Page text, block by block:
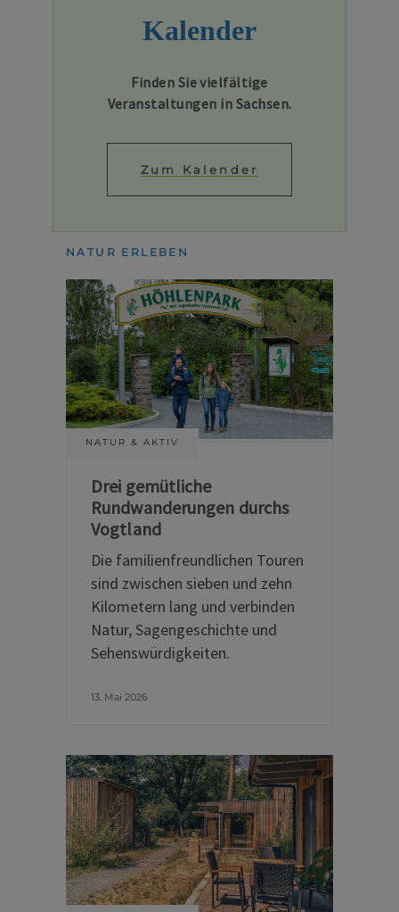
Kalender
Finden Sie vielfältige
Veranstaltungen in Sachsen.
Zum Kalender
NATUR ERLEBEN
NATUR & AKTIV
Drei gemütliche
Rundwanderungen durchs
Vogtland
Die familienfreundlichen Touren
sind zwischen sieben und zehn
Kilometern lang und verbinden
Natur, Sagengeschichte und
Sehenswürdigkeiten.
13. Mai 2026